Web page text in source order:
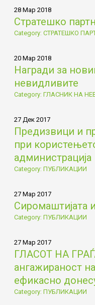
28 Мар 2018
Стратешко
Category: СТРАТЕШКО
20 Мар 2018
Награди за
невидливите
Category: ГЛАСНИК НА
27 Дек 2017
Предизвици и
при
администрација
Category: ПУБЛИКАЦИИ
27 Мар 2017
Сиромаштијата
Category: ПУБЛИКАЦИИ
27 Мар 2017
ГЛАСОТ НА
ангажираност
ефикасно
Category: ПУБЛИКАЦИИ